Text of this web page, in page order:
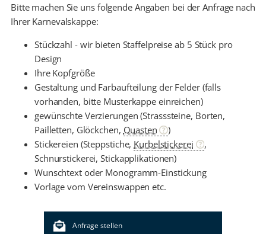
Bitte machen Sie uns folgende Angaben bei der Anfrage nach
Ihrer Karnevalskappe:
Stückzahl - wir bieten Staffelpreise ab 5 Stück pro
Design
Ihre Kopfgröße
Gestaltung und Farbaufteilung der Felder (falls
vorhanden, bitte Musterkappe einreichen)
gewünschte Verzierungen (Strasssteine, Borten,
Pailletten, Glöckchen, Quasten
)
Stickereien (Steppstiche, Kurbelstickerei
,
Schnurstickerei, Stickapplikationen)
Wunschtext oder Monogramm-Einstickung
Vorlage vom Vereinswappen etc.
Anfrage stellen